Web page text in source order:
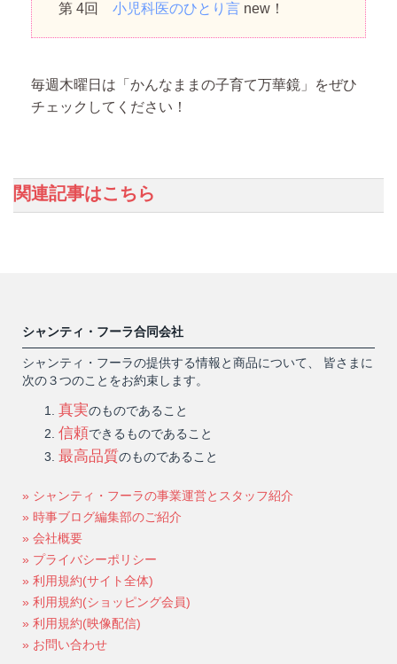
第 4回 小児科医のひとり言 new！
毎週木曜日は「かんなままの子育て万華鏡」をぜひ
チェックしてください！
関連記事はこちら
シャンティ・フーラ合同会社
シャンティ・フーラの提供する情報と商品について、 皆さまに
次の３つのことをお約束します。
真実のものであること
信頼できるものであること
最高品質のものであること
» シャンティ・フーラの事業運営とスタッフ紹介
» 時事ブログ編集部のご紹介
» 会社概要
» プライバシーポリシー
» 利用規約(サイト全体)
» 利用規約(ショッピング会員)
» 利用規約(映像配信)
» お問い合わせ